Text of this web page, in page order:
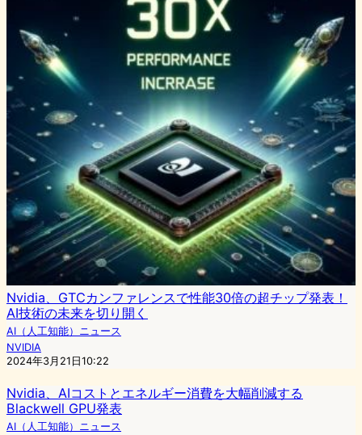
Nvidia、GTCカンファレンスで性能30倍の超チップ発表！
AI技術の未来を切り開く
AI（人工知能）ニュース
NVIDIA
2024年3月21日10:22
Nvidia、AIコストとエネルギー消費を大幅削減する
Blackwell GPU発表
AI（人工知能）ニュース